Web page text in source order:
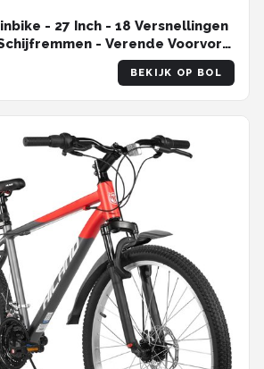
- 27 Inch - 18 Versnellingen
- Verende Voorvork
BEKIJK OP BOL